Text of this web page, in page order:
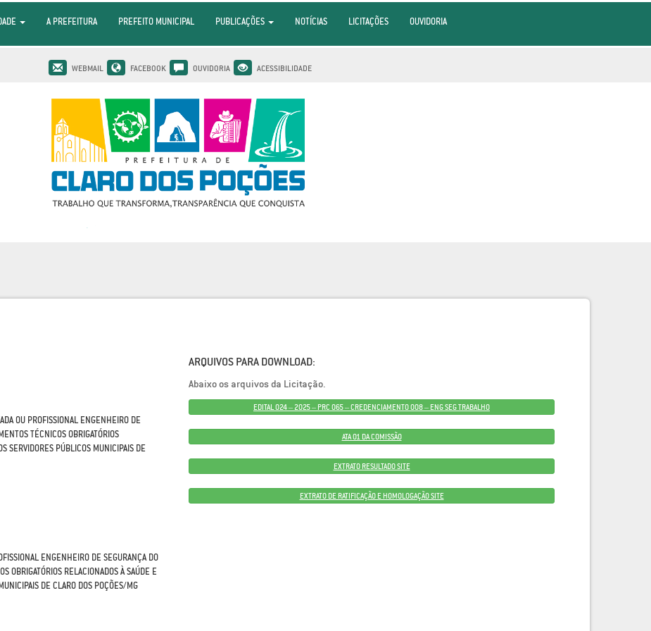
A PREFEITURA PREFEITO MUNICIPAL PUBLICAÇÕES NOTÍCIAS LICITAÇÕES OUVIDORIA
WEBMAIL FACEBOOK OUVIDORIA ACESSIBILIDADE
OU PROFISSIONAL ENGENHEIRO DE
TÉCNICOS OBRIGATÓRIOS
SERVIDORES PÚBLICOS MUNICIPAIS DE
ENGENHEIRO DE SEGURANÇA DO
OBRIGATÓRIOS RELACIONADOS À SAÚDE E
DE CLARO DOS POÇÕES/MG
ARQUIVOS PARA DOWNLOAD:
Abaixo os arquivos da Licitação.
EDITAL 024 – 2025 – PRC 065 – CREDENCIAMENTO 008 – ENG SEG TRABALHO
ATA 01 DA COMISSÃO
EXTRATO RESULTADO SITE
EXTRATO DE RATIFICAÇÃO E HOMOLOGAÇÃO SITE